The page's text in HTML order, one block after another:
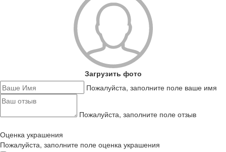
Загрузить фото
Пожалуйста, заполните поле ваше имя
Пожалуйста, заполните поле отзыв
Оценка украшения
Пожалуйста, заполните поле оценка украшения